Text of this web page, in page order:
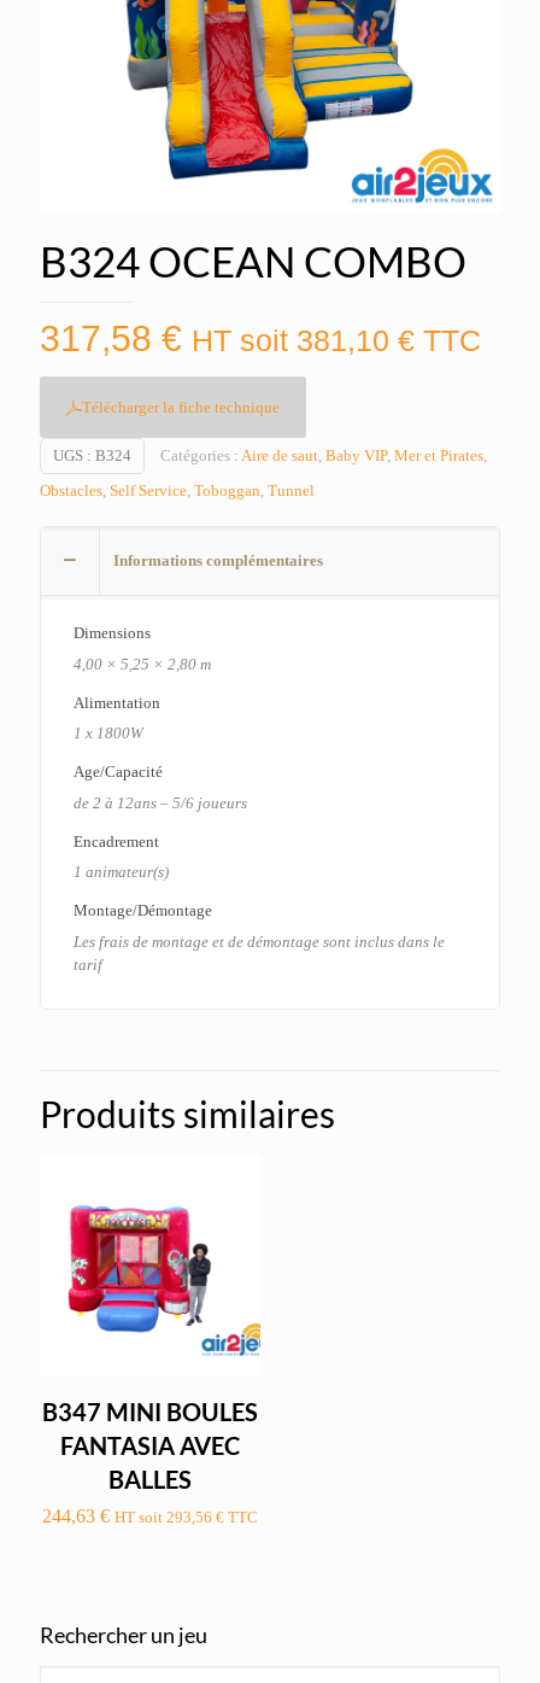
B324 OCEAN COMBO
317,58 € HT soit 381,10 € TTC
Télécharger la fiche technique
UGS : B324 Catégories : Aire de saut Baby VIP, Mer et Pirates
Obstacles Self Service Toboggan Tunnel
Informations complémentaires
Dimensions
4,00 × 5,25 × 2,80 m
Alimentation
1 x 1800W
Age/Capacité
de 2 à 12ans – 5/6 joueurs
Encadrement
1 animateur(s)
Montage/Démontage
Les frais de montage et de démontage sont inclus dans le
tarif
Produits similaires
B347 MINI BOULES
FANTASIA AVEC
BALLES
244,63€ HT soit293,56€ TTC
Rechercher un jeu